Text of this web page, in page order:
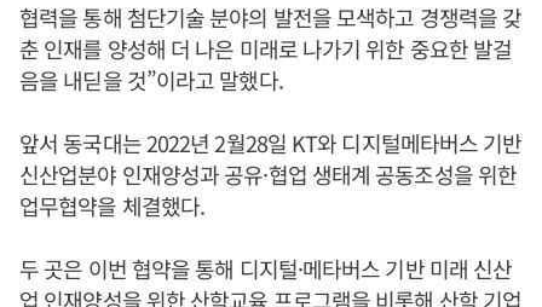
협력을 통해 첨단기술 분야의 발전을 모색하고 경쟁력을 갖
춘 인재를 양성해 더 나은 미래로 나가기 위한 중요한 발걸
음을 내딛을 것”이라고 말했다.
앞서 동국대는 2022년 2월28일 KT와 디지털메타버스 기반
신산업분야 인재양성과 공유·협업 생태계 공동조성을 위한
업무협약을 체결했다.
두 곳은 이번 협약을 통해 디지털·메타버스 기반 미래 신산
업 인재양성을 위한 산학교육 프로그램을 비롯해 산학 기업